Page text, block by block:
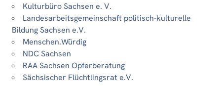
Kulturbüro Sachsen e. V.
Landesarbeitsgemeinschaft politisch-kulturelle
Bildung Sachsen e.V.
Menschen.Würdig
NDC Sachsen
RAA Sachsen Opferberatung
Sächsischer Flüchtlingsrat e.V.